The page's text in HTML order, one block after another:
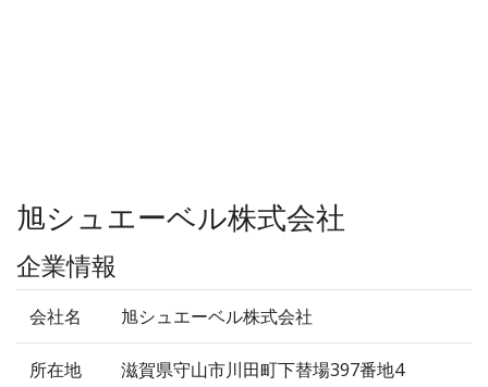
旭シュエーベル株式会社
企業情報
会社名 旭シュエーベル株式会社
所在地 滋賀県守山市川田町下替場397番地4